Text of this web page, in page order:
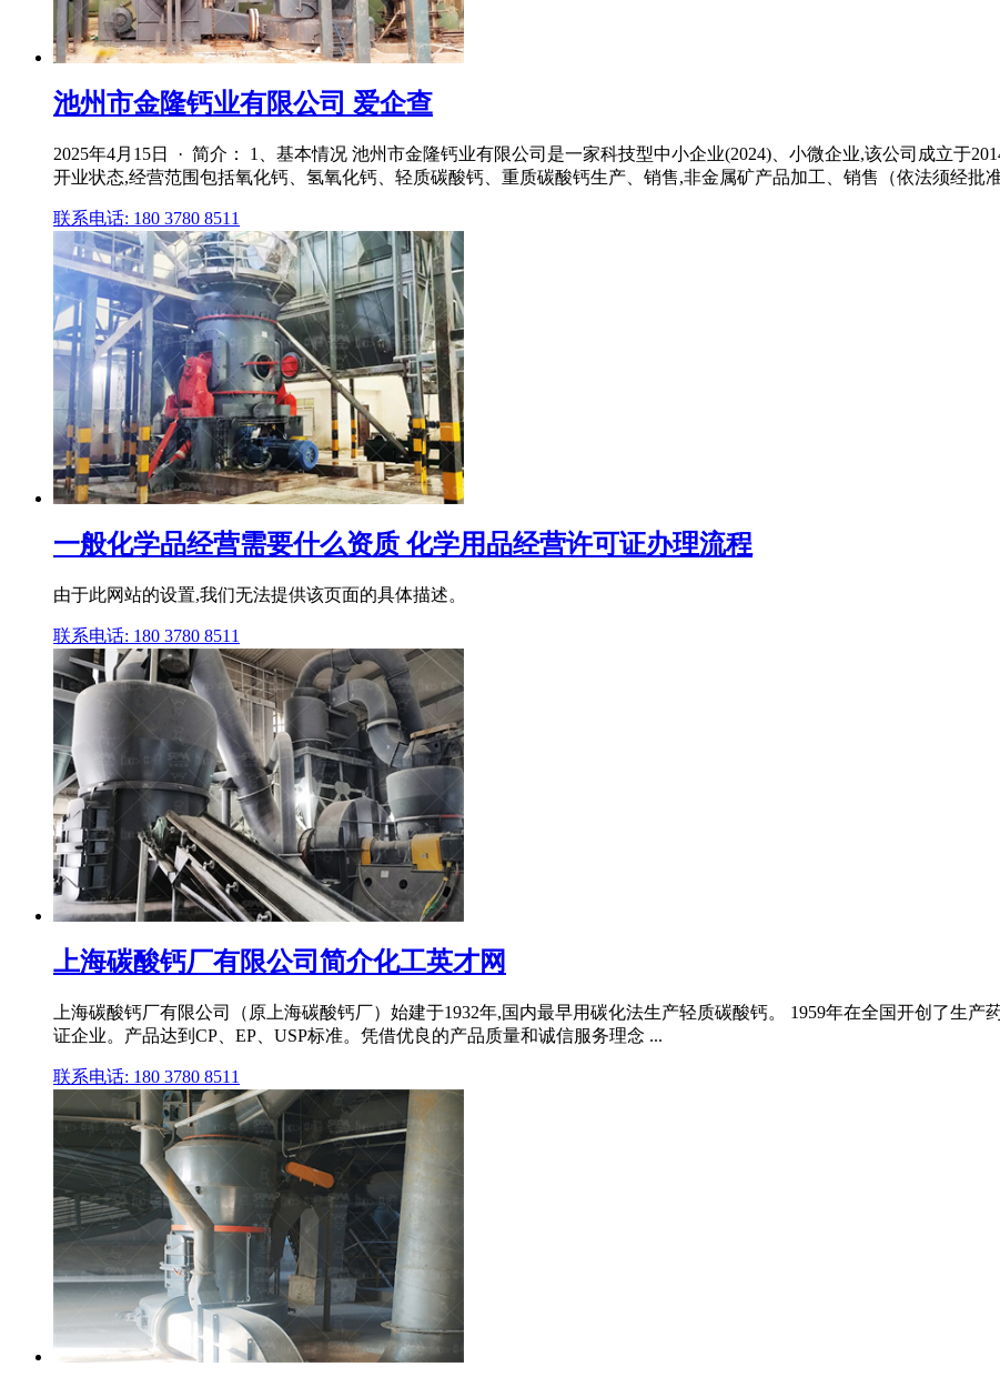
池州市金隆钙业有限公司 爱企查
2025年4月15日 · 简介： 1、基本情况 池州市金隆钙业有限公司是一家科技型中小企业(2024)、小微企业,该公司成立于
开业状态,经营范围包括氧化钙、氢氧化钙、轻质碳酸钙、重质碳酸钙生产、销售,非金属矿产品加工、销售（依法须经批
联系电话: 180 3780 8511
一般化学品经营需要什么资质 化学用品经营许可证办理流程
由于此网站的设置,我们无法提供该页面的具体描述。
联系电话: 180 3780 8511
上海碳酸钙厂有限公司简介化工英才网
上海碳酸钙厂有限公司（原上海碳酸钙厂）始建于1932年,国内最早用碳化法生产轻质碳酸钙。 1959年在全国开创了生
证企业。产品达到CP、EP、USP标准。凭借优良的产品质量和诚信服务理念 ...
联系电话: 180 3780 8511